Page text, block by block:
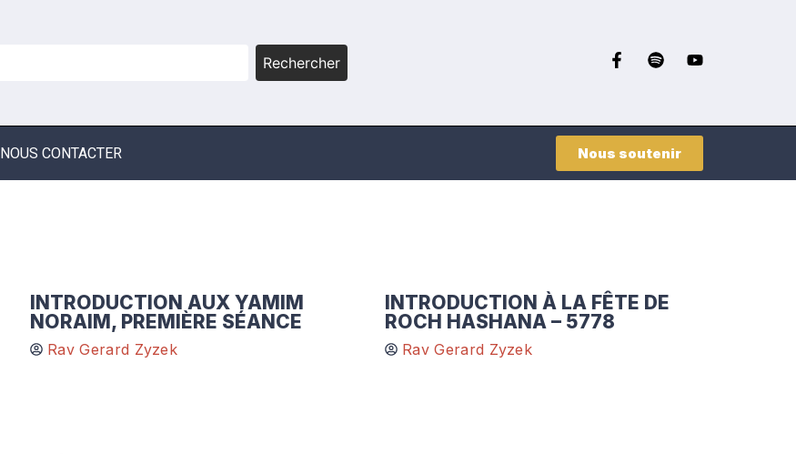
Rechercher
NOUS CONTACTER Nous soutenir
INTRODUCTION AUX YAMIM
NORAIM, PREMIÈRE SÉANCE
Rav Gerard Zyzek
INTRODUCTION À LA FÊTE DE
ROCH HASHANA – 5778
Rav Gerard Zyzek